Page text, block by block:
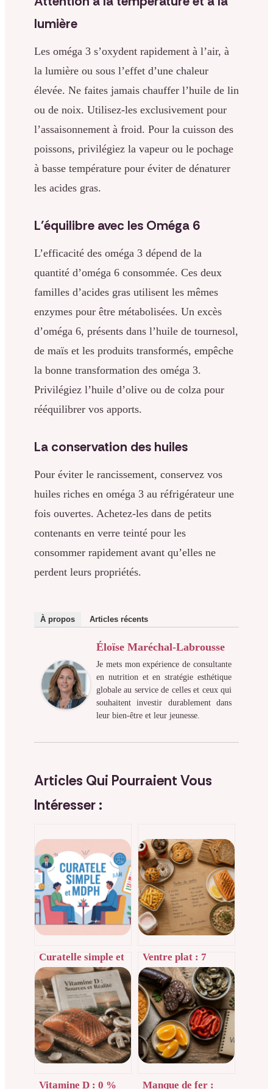
lumière
Les oméga 3 s’oxydent rapidement à l’air, à
la lumière ou sous l’effet d’une chaleur
élevée. Ne faites jamais chauffer l’huile de lin
ou de noix. Utilisez-les exclusivement pour
l’assaisonnement à froid. Pour la cuisson des
poissons, privilégiez la vapeur ou le pochage
à basse température pour éviter de dénaturer
les acides gras.
L’équilibre avec les Oméga 6
L’efficacité des oméga 3 dépend de la
quantité d’oméga 6 consommée. Ces deux
familles d’acides gras utilisent les mêmes
enzymes pour être métabolisées. Un excès
d’oméga 6, présents dans l’huile de tournesol,
de maïs et les produits transformés, empêche
la bonne transformation des oméga 3.
Privilégiez l’huile d’olive ou de colza pour
rééquilibrer vos apports.
La conservation des huiles
Pour éviter le rancissement, conservez vos
huiles riches en oméga 3 au réfrigérateur une
fois ouvertes. Achetez-les dans de petits
contenants en verre teinté pour les
consommer rapidement avant qu’elles ne
perdent leurs propriétés.
À propos Articles récents
Éloïse Maréchal-Labrousse
Je mets mon expérience de consultante
en nutrition et en stratégie esthétique
globale au service de celles et ceux qui
souhaitent investir durablement dans
leur bien-être et leur jeunesse.
Articles Qui Pourraient Vous
Intéresser :
Curatelle simple et
mdph : droits,
démarches et
impacts concrets
Ventre plat : 7
catégories
d’aliments à
supprimer pour
stopper le stockage
de graisse et les
ballonnements
Vitamine D : 0 %
Manque de fer :